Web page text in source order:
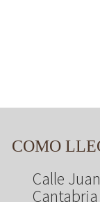
COMO
Calle
Cantabria